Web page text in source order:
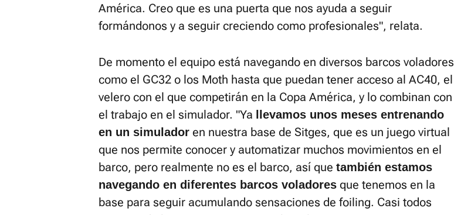
América. Creo que es una puerta que nos ayuda a seguir
formándonos y a seguir creciendo como profesionales", relata.
De momento el equipo está navegando en diversos barcos voladores
como el GC32 o los Moth hasta que puedan tener acceso al AC40, el
velero con el que competirán en la Copa América, y lo combinan con
el trabajo en el simulador. "Ya
llevamos unos meses entrenando
en un simulador en nuestra base de Sitges, que es un juego virtual
que nos permite conocer y automatizar muchos movimientos en el
barco, pero realmente no es el barco, así que también estamos
navegando en diferentes barcos voladores que tenemos en la
base para seguir acumulando sensaciones de foiling. Casi todos